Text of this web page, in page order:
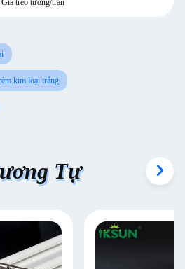
Giá treo tường/trần
kim loại trắng
Tự